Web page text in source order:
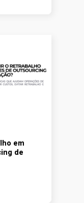
em
de